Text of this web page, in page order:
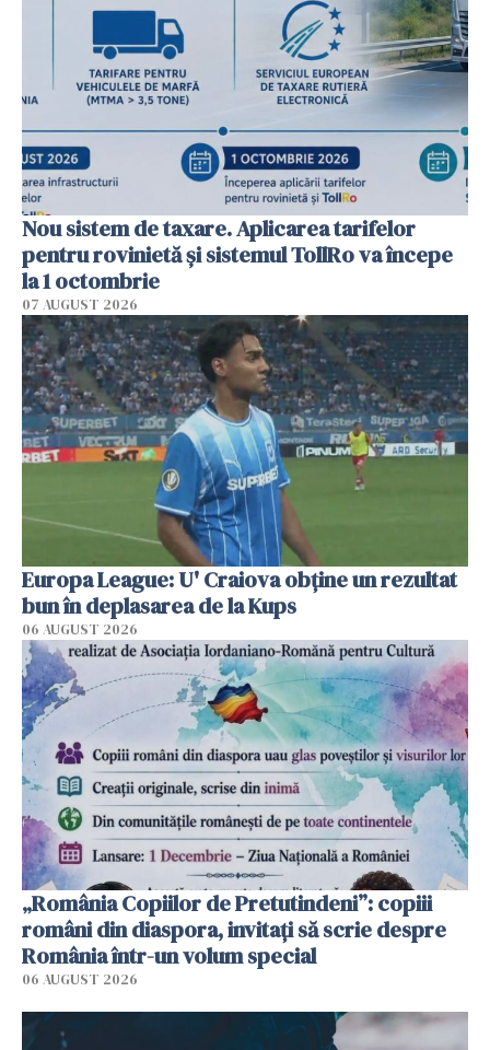
Nou sistem de taxare. Aplicarea tarifelor
pentru rovinietă şi sistemul TollRo va începe
la 1 octombrie
07 AUGUST 2026
Europa League: U' Craiova obține un rezultat
bun în deplasarea de la Kups
06 AUGUST 2026
„România Copiilor de Pretutindeni”: copiii
români din diaspora, invitați să scrie despre
România într-un volum special
06 AUGUST 2026